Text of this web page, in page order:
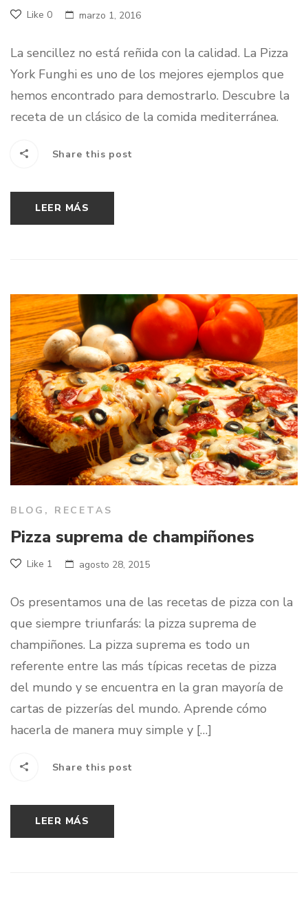
Like 0 marzo 1, 2016
La sencillez no está reñida con la calidad. La Pizza
York Funghi es uno de los mejores ejemplos que
hemos encontrado para demostrarlo. Descubre la
receta de un clásico de la comida mediterránea.
LEER MÁS
Share this post
BLOG , RECETAS
Pizza suprema de champiñones
Like 1 agosto 28, 2015
Os presentamos una de las recetas de pizza con la
que siempre triunfarás: la pizza suprema de
champiñones. La pizza suprema es todo un
referente entre las más típicas recetas de pizza
del mundo y se encuentra en la gran mayoría de
cartas de pizzerías del mundo. Aprende cómo
hacerla de manera muy simple y […]
LEER MÁS
Share this post